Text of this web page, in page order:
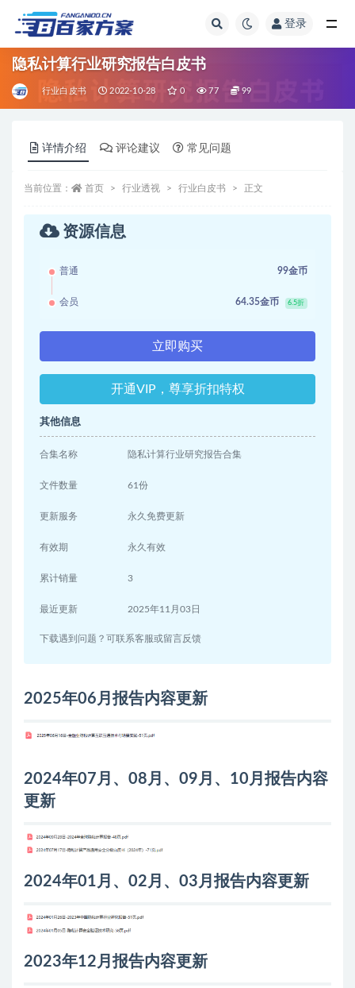
登录
隐私计算行业研究报告白皮书
行业白皮书 2022-10-28 0 77 99
详情介绍 评论建议 常见问题
当前位置： 首页 行业透视 行业白皮书 正文
资源信息
普通 99金币
会员 64.35金币 6.5折
立即购买
开通VIP，尊享折扣特权
其他信息
合集名称 隐私计算行业研究报告合集
文件数量 61份
更新服务 永久免费更新
有效期 永久有效
累计销量 3
最近更新 2025年11月03日
下载遇到问题？可联系客服或留言反馈
2025年06月报告内容更新
2024年07月、08月、09月、10月报告内容
更新
2024年01月、02月、03月报告内容更新
2023年12月报告内容更新